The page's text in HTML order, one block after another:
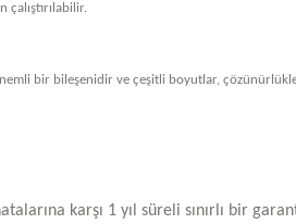
bir bileşenidir ve çeşitli boyutlar,
karşı 1 yıl süreli sınırlı bir